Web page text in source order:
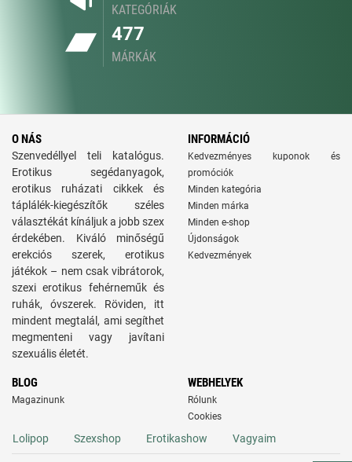
KATEGÓRIÁK
477
MÁRKÁK
O NÁS
Szenvedéllyel teli katalógus.
Erotikus segédanyagok,
erotikus ruházati cikkek és
táplálék-kiegészítők széles
választékát kínáljuk a jobb szex
érdekében. Kiváló minőségű
erekciós szerek, erotikus
játékok – nem csak vibrátorok,
szexi erotikus fehérneműk és
ruhák, óvszerek. Röviden, itt
mindent megtalál, ami segíthet
megmenteni vagy javítani
szexuális életét.
INFORMÁCIÓ
Kedvezményes kuponok és
promóciók
Minden kategória
Minden márka
Minden e-shop
Újdonságok
Kedvezmények
BLOG
Magazinunk
WEBHELYEK
Rólunk
Cookies
Lolipop Szexshop Erotikashow Vagyaim